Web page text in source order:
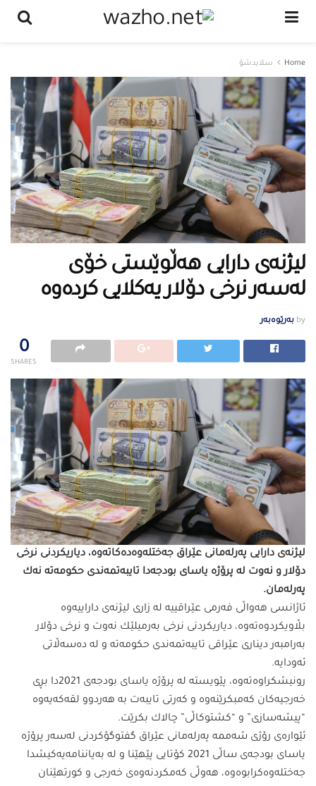
Home سلایدشۆ
لیژنه‌ى دارایى هه‌ڵوێستى خۆى
له‌سه‌ر نرخى دۆلار یه‌كلایى كرده‌وه‌
by بەرێوەبەر
0
SHARES
لیژنه‌ى دارایى په‌رله‌مانى عێراق جه‌ختله‌وه‌ده‌كاته‌وه‌، دیاریكردنى نرخى
دۆلار و نه‌وت له‌ پرۆژه‌ یاساى بودجه‌دا تایبه‌تمه‌ندى حكومه‌ته‌ نه‌ك
په‌رله‌مان.
ئاژانسى هه‌واڵى فه‌رمى عێراقییه‌ له‌ زارى لیژنه‌ى داراییه‌وه‌
بڵاویكردوه‌ته‌وه‌، دیاریكردنى نرخى به‌رمیلێك نه‌وت و نرخى دۆلار
به‌رامبه‌ر دینارى عێراقى تایبه‌تمه‌ندى حكومه‌ته‌ و له‌ ده‌سه‌ڵاتى
ئه‌ودایه‌.
رونیشكراوه‌ته‌وه‌، پێویسته‌ له‌ پرۆژه‌ یاساى بودجه‌ى 2021دا بڕى
خه‌رجیه‌كان كه‌مبكرێنه‌وه‌ و كه‌رتى تایبه‌ت به‌ هه‌ردوو لقه‌كه‌یه‌وه‌
“پیشه‌سازى” و “كشتوكاڵى” چالاك بكرێت.
ئێواره‌ى رۆژى شه‌ممه‌ په‌رله‌مانى عێراق گفتوگۆكردنى له‌سه‌ر پرۆژه‌
یاساى بودجه‌ى ساڵى 2021 كۆتایى پێهێنا و له‌ به‌یاننامه‌یه‌كیشدا
جه‌ختله‌وه‌كرابوه‌وه‌، هه‌وڵى كه‌مكردنه‌وه‌ى خه‌رجى و كورتهێنان